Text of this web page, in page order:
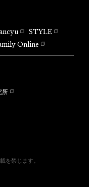
STYLE
Online
所
を禁じます。